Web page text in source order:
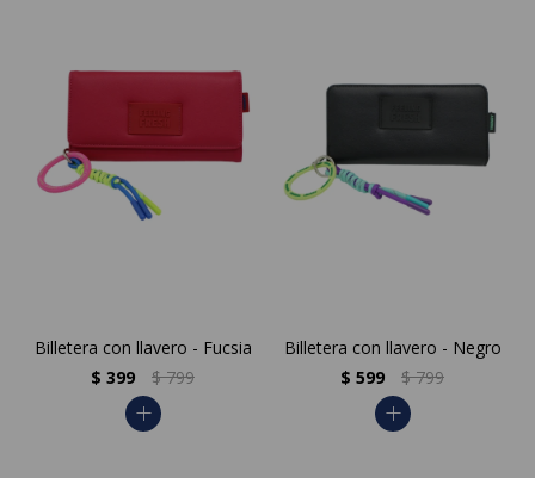
Billetera con llavero - Fucsia
$ 399 $ 799
add
Billetera con llavero - Negro
$ 599 $ 799
add